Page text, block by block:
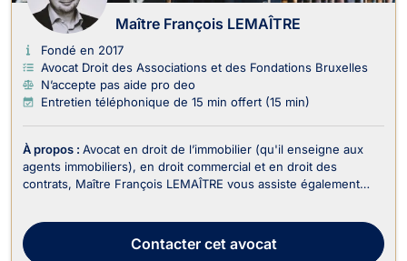
E
Maître François LEMAÎTRE
Fondé en 2017
Avocat Droit des Associations et des Fondations Bruxelles
N’accepte pas aide pro deo
Entretien téléphonique de 15 min offert (15 min)
À propos : Avocat en droit de l’immobilier (qu'il enseigne aux
agents immobiliers), en droit commercial et en droit des
contrats, Maître François LEMAÎTRE vous assiste également
matière de baux portant sur...
Contactercet avocat